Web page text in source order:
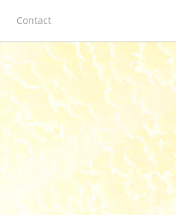
Contact